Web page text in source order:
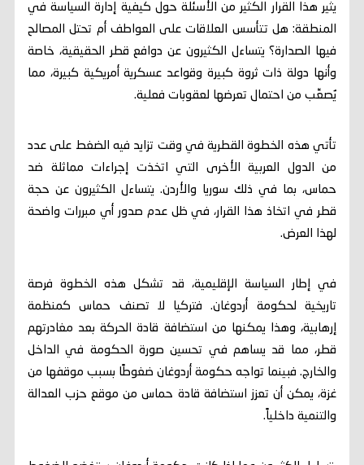
يثير هذا القرار الكثير من الأسئلة حول كيفية إدارة السياسة في
المنطقة: هل تتأسس العلاقات على العواطف أم تحتل المصالح
فيها الصدارة؟ يتساءل الكثيرون عن دوافع قطر الحقيقية، خاصة
وأنها دولة ذات ثروة كبيرة وقواعد عسكرية أمريكية كبيرة، مما
يُصعِّب من احتمال تعرضها لعقوبات فعلية.
تأتي هذه الخطوة القطرية في وقت تزايد فيه الضغط على عدد
من الدول العربية الأخرى التي اتخذت إجراءات مماثلة ضد
حماس، بما في ذلك سوريا والأردن. يتساءل الكثيرون عن حجة
قطر في اتخاذ هذا القرار، في ظل عدم صدور أي مبررات واضحة
لهذا العرض.
في إطار السياسة الإقليمية، قد تشكل هذه الخطوة فرصة
تاريخية لحكومة أردوغان. فتركيا لا تصنف حماس كمنظمة
إرهابية، وهذا يمكنها من استضافة قادة الحركة بعد مغادرتهم
قطر، مما قد يساهم في تحسين صورة الحكومة في الداخل
والخارج. فبينما تواجه حكومة أردوغان ضغوطًا بسبب موقفها من
غزة، يمكن أن تعزز استضافة قادة حماس من موقع حزب العدالة
والتنمية داخلياً.